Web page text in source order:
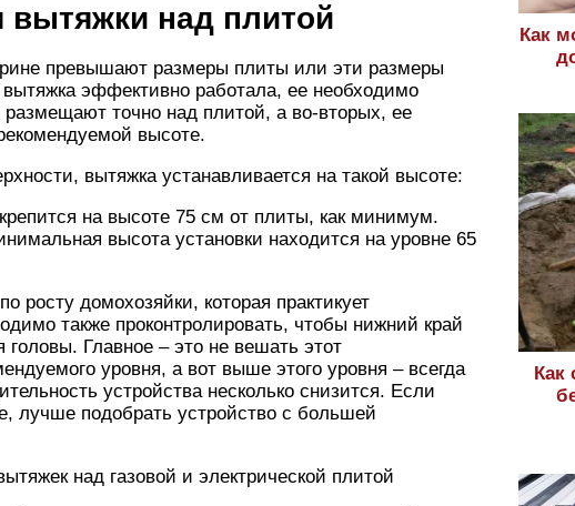
над плитой
превышают размеры плиты или эти размеры
эффективно работала, ее необходимо
точно над плитой, а во-вторых, ее
высоте.
вытяжка устанавливается на такой высоте:
на высоте 75 см от плиты, как минимум.
высота установки находится на уровне 65
росту домохозяйки, которая практикует
также проконтролировать, чтобы нижний край
Главное – это не вешать этот
уровня, а вот выше этого уровня – всегда
устройства несколько снизится. Если
лучше подобрать устройство с большей
над газовой и электрической плитой
Как
Как